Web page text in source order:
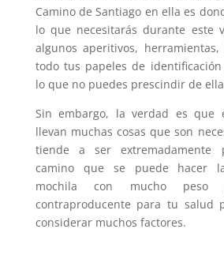
Camino de Santiago en ella es
lo que necesitarás durante este
algunos aperitivos,
todo tus papeles de
lo que no puedes prescindir de
Sin embargo, la verdad es que
llevan muchas cosas que son
tiende a ser extremadamente
camino que se puede hacer
mochila con mucho peso
contraproducente para tu salud
considerar muchos factores.